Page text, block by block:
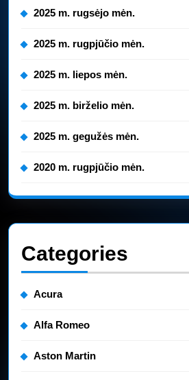
2025 m. rugsėjo mėn.
2025 m. rugpjūčio mėn.
2025 m. liepos mėn.
2025 m. birželio mėn.
2025 m. gegužės mėn.
2020 m. rugpjūčio mėn.
Categories
Acura
Alfa Romeo
Aston Martin